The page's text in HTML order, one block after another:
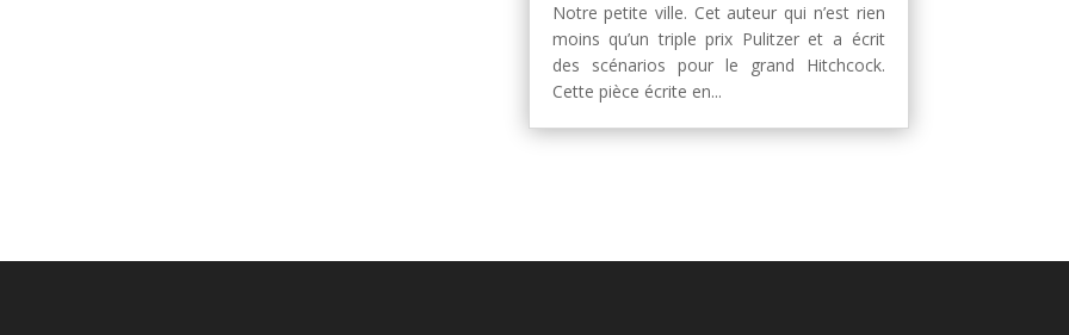
Notre petite ville. Cet auteur qui n’est rien
moins qu’un triple prix Pulitzer et a écrit
des scénarios pour le grand Hitchcock.
Cette pièce écrite en...